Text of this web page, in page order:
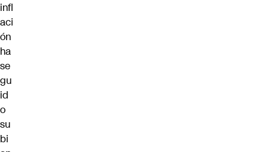
infl
aci
ón
ha
se
gu
id
o
su
bi